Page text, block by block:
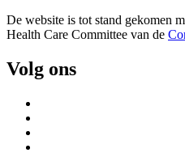
De website is tot stand gekomen
Health Care Committee van de
Volg ons